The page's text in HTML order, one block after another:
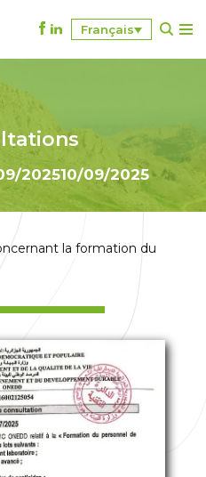
Français
202510/09/2025
la formation du